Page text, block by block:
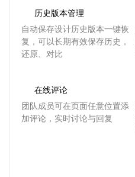
历史版本管理
自动保存设计历史版本一键恢
复，可以长期有效保存历史，
还原、对比
在线评论
团队成员可在页面任意位置添
加评论，实时讨论与回复